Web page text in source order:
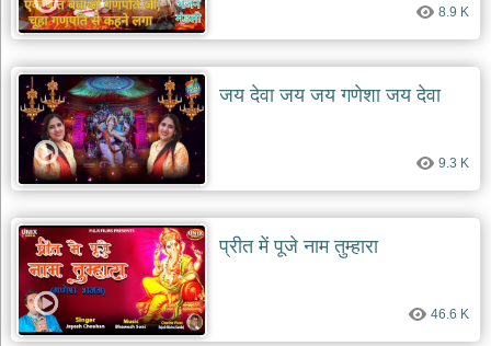
दयाल
भजन
lal
dayal
bhajans
शनि
देव
भजन
shani
bhajans
आज
का
भजन
bhajan
of
8.9 K
जय देवा जय जय गणेशा जय देवा
9.3 K
प्रीत में पूजे नाम तुम्हारा
46.6 K